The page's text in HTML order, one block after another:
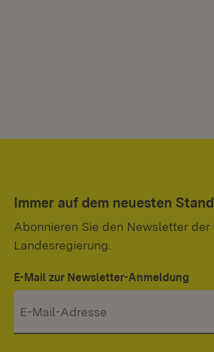
Immer auf dem neuesten Stand
Abonnieren Sie den Newsletter der
Landesregierung.
E-Mail zur Newsletter-Anmeldung